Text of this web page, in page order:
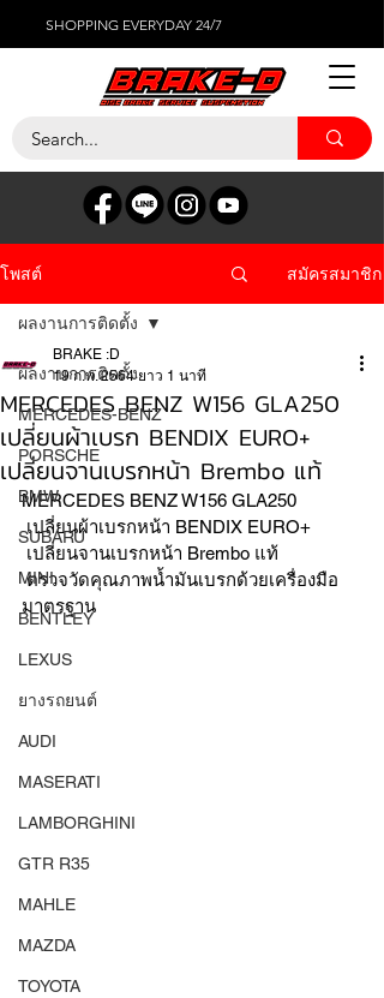
SHOPPING EVERYDAY 24/7
โพสต์ สมัครสมาชิก
ผลงานการติดตั้ง
MERCEDES-BENZ
PORSCHE
BMW
SUBARU
MINI
BENTLEY
LEXUS
ยางรถยนต์
AUDI
MASERATI
LAMBORGHINI
GTR R35
MAHLE
MAZDA
TOYOTA
ผลงานการติดตั้ง
MERCEDES BENZ W156 GLA250
เปลี่ยนผ้าเบรก BENDIX EURO+
เปลี่ยนจานเบรกหน้า Brembo แท้
BRAKE :D
19 ก.พ. 2564 ยาว 1 นาที
MERCEDES BENZ W156 GLA250
เปลี่ยนผ้าเบรกหน้า BENDIX EURO+
เปลี่ยนจานเบรกหน้า Brembo แท้
ตรวจวัดคุณภาพน้ำมันเบรกด้วยเครื่องมือ
มาตรฐาน